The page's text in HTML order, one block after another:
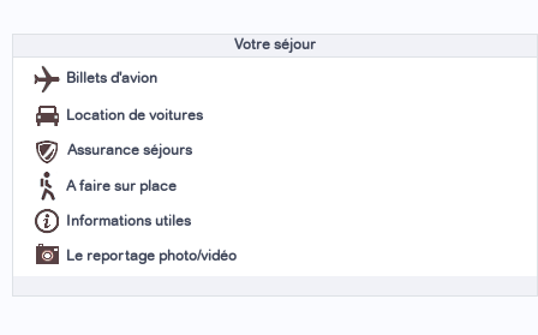
Votre séjour
Billets d'avion
Location de voitures
Assurance séjours
A faire sur place
Informations utiles
Le reportage photo/vidéo